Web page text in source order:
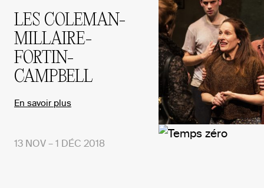
LES COLEMAN-
MILLAIRE-
FORTIN-
CAMPBELL
En savoir plus
13 NOV – 1 DÉC 2018